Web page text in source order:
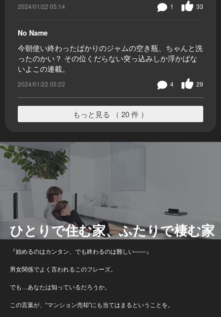
2024/01/22 05:14 33
1
No Name
今朝使い終わったばかりのジャムの空き瓶、ちゃんと洗
ったのかい？ その位くだらない突っ込みしか浮かばな
いよこの連載。
2024/01/22 05:22 29
4
もっと見る （ 20 件 ）
ひとりで住む家、ふたりで棲む家
『始めるのはカンタン、でも終わるのは難しい――』
男女関係でよく言われるこのフレーズ。
でも…あなたは知っているだろうか。
この言葉が、“マンション売却”にも当てはまるということを。